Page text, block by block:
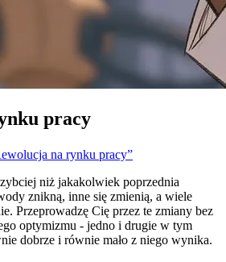
pracy
na rynku pracy”
niż jakakolwiek poprzednia
znikną, inne się zmienią, a wiele
Przeprowadzę Cię przez te zmiany bez
optymizmu - jedno i drugie w tym
dobrze i równie mało z niego wynika.